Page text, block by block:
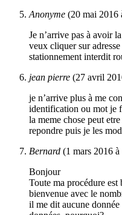
Anonyme (20 mai 2016
Je n’arrive pas à avoir
veux cliquer sur
stationnement interdit
jean pierre (27 avril
je n’arrive plus à me
identification ou mot je
la meme chose peut
repondre puis je les
Bernard (1 mars 2016
Bonjour
Toute ma procédure est
bienvenue avec le
il me dit aucune donnée